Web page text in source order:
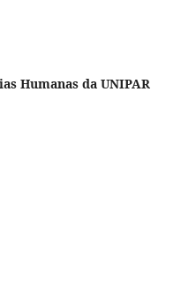
Humanas da UNIPAR